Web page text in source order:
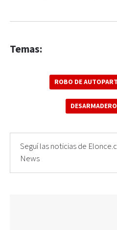
Temas:
ROBO DE
Seguí las noticias de
News